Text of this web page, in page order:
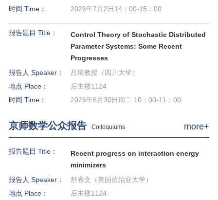
时间 Time：
2026年7月2日14：00-15：00
报告题目 Title：
Control Theory of Stochastic Distributed
Parameter Systems: Some Recent
Progresses
报告人 Speaker：
吕琦教授（四川大学）
地点 Place：
后主楼1124
时间 Time：
2026年6月30日周二 10：00-11：00
more+
京师数学公众报告 Colloquiums
报告题目 Title：
Recent progress on interaction energy
minimizers
报告人 Speaker：
舒睿文（美国佐治亚大学）
地点 Place：
后主楼1124